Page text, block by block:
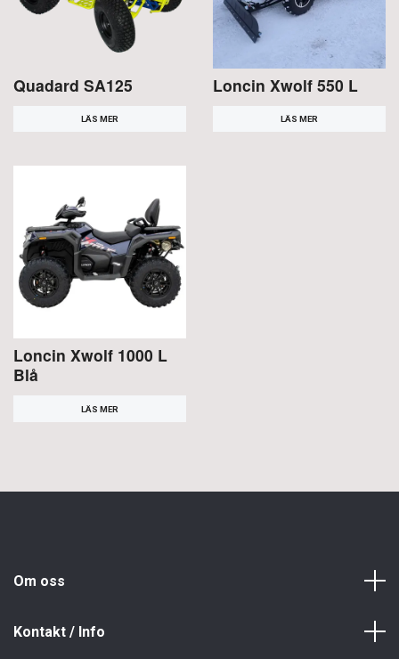
Quadard SA125
LÄS MER
Loncin Xwolf 550 L
LÄS MER
Loncin Xwolf 1000 L
Blå
LÄS MER
Om oss
Kontakt / Info